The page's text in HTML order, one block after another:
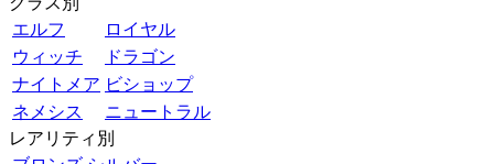
エルフ
ロイヤル
ウィッチ
ドラゴン
ナイトメア ビショップ
ネメシス
ニュートラル
レアリティ別